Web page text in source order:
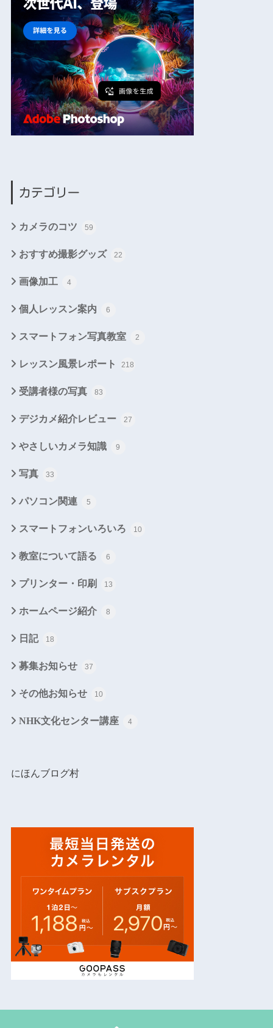
カテゴリー
カメラのコツ 59
おすすめ撮影グッズ 22
画像加工 4
個人レッスン案内 6
スマートフォン写真教室 2
レッスン風景レポート 218
受講者様の写真 83
デジカメ紹介レビュー 27
やさしいカメラ知識 9
写真 33
パソコン関連 5
スマートフォンいろいろ 10
教室について語る 6
プリンター・印刷 13
ホームページ紹介 8
日記 18
募集お知らせ 37
その他お知らせ 10
NHK文化センター講座 4
にほんブログ村